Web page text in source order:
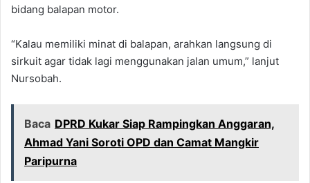
bidang balapan motor.
“Kalau memiliki minat di balapan, arahkan langsung di
sirkuit agar tidak lagi menggunakan jalan umum,” lanjut
Nursobah.
Baca DPRD Kukar Siap Rampingkan Anggaran,
Ahmad Yani Soroti OPD dan Camat Mangkir
Paripurna